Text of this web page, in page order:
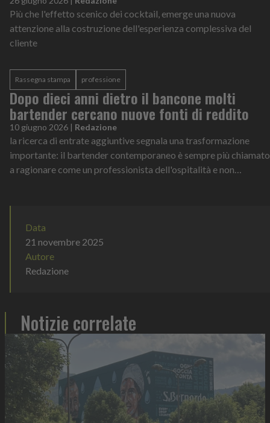
Più che l'effetto scenico dei cocktail, emerge una nuova
attenzione alla costruzione dell'esperienza complessiva del
cliente
Rassegna stampa professione
Dopo dieci anni dietro il bancone molti
bartender cercano nuove fonti di reddito
10 giugno 2026 | Redazione
la ricerca di entrate aggiuntive segnala una trasformazione
importante: il bartender contemporaneo è sempre più chiamato
a ragionare come un professionista dell'ospitalità e non
Data
21 novembre 2025
Autore
Redazione
Notizie correlate